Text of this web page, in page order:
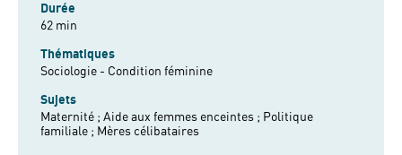
Durée
62 min
Thématiques
Sociologie - Condition féminine
Sujets
Maternité ; Aide aux femmes enceintes ; Politique
familiale ; Mères célibataires